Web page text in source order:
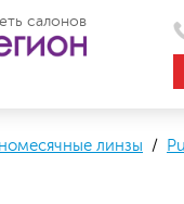
салонов
линзы /